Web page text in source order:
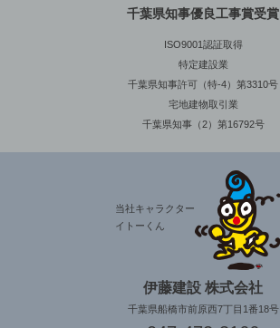
千葉県知事優良工事賞受賞
ISO9001認証取得
特定建設業
千葉県知事許可（特-4）第3310号
宅地建物取引業
千葉県知事（2）第16792号
当社キャラクター
イトーくん
伊藤建設 株式会社
千葉県船橋市前原西7丁目1番18号